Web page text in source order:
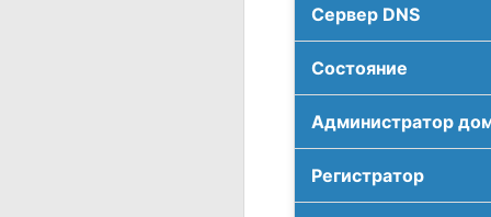
Сервер DNS
Соcтояние
Администратор
Регистратор